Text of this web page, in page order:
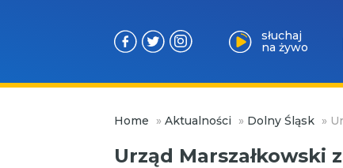
słuchaj
na żywo
Home » Aktualności » Dolny Śląsk »
Urząd Marszałkowski